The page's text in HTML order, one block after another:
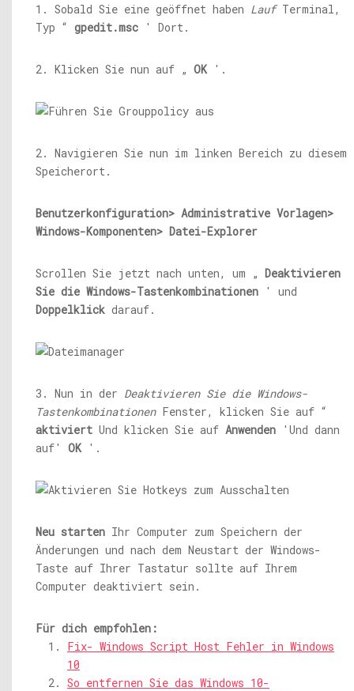
1. Sobald Sie eine geöffnet haben LaufTerminal,
Typ “ gpedit.msc ' Dort.
2. Klicken Sie nun auf „ OK '.
2. Navigieren Sie nun im linken Bereich zu diesem
Speicherort.
Benutzerkonfiguration> Administrative Vorlagen>
Windows-Komponenten> Datei-Explorer
Scrollen Sie jetzt nach unten, um „ Deaktivieren
Sie die Windows-Tastenkombinationen ' und
Doppelklick darauf.
3. Nun in der Deaktivieren Sie die Windows-
TastenkombinationenFenster, klicken Sie auf “
aktiviert Und klicken Sie auf Anwenden 'Und dann
auf' OK '.
Neu starten Ihr Computer zum Speichern der
Änderungen und nach dem Neustart der Windows-
Taste auf Ihrer Tastatur sollte auf Ihrem
Computer deaktiviert sein.
Für dich empfohlen:
Fix- Windows Script Host Fehler in Windows
10
So entfernen Sie das Windows 10-